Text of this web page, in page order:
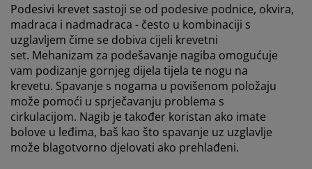
Podesivi krevet sastoji se od podesive podnice, okvira,
madraca i nadmadraca - često u kombinaciji s
uzglavljem čime se dobiva cijeli krevetni
set. Mehanizam za podešavanje nagiba omogućuje
vam podizanje gornjeg dijela tijela te nogu na
krevetu. Spavanje s nogama u povišenom položaju
može pomoći u sprječavanju problema s
cirkulacijom. Nagib je također koristan ako imate
bolove u leđima, baš kao što spavanje uz uzglavlje
može blagotvorno djelovati ako prehlađeni.